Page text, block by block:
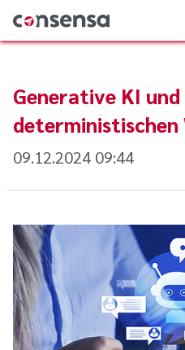
Generative KI und
deterministischen
09.12.2024 09:44